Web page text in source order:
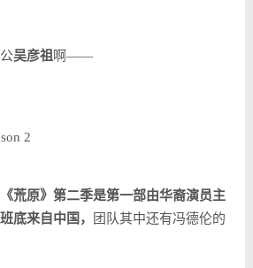
吴彦祖 啊——
2
《荒原》第二季是第一部由华裔演员主
底来自中国，
团队其中还有冯德伦的